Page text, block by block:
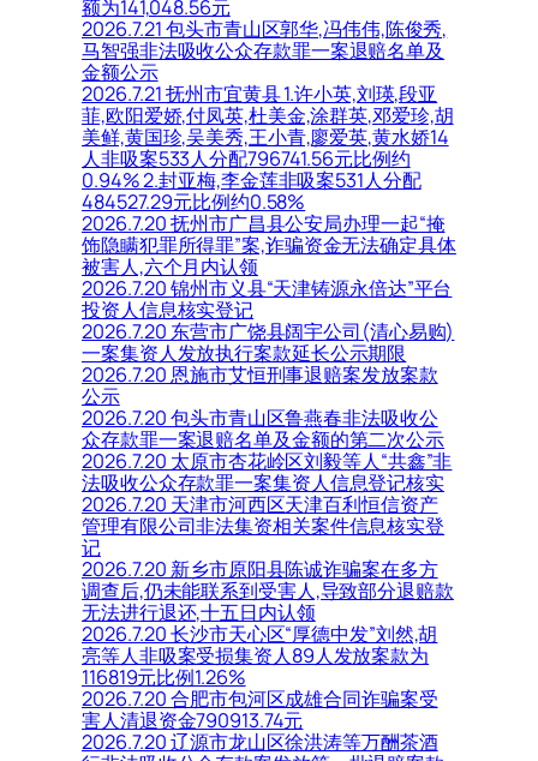
额为141,048.56元
2026.7.21 包头市青山区郭华,冯伟伟,陈俊秀,
马智强非法吸收公众存款罪一案退赔名单及
金额公示
2026.7.21 抚州市宜黄县 1.许小英,刘瑛,段亚
菲,欧阳爱娇,付凤英,杜美金,涂群英,邓爱珍,胡
美鲜,黄国珍,吴美秀,王小青,廖爱英,黄水娇14
人非吸案533人分配796741.56元比例约
0.94% 2.封亚梅,李金莲非吸案531人分配
484527.29元比例约0.58%
2026.7.20 抚州市广昌县公安局办理一起“掩
饰隐瞒犯罪所得罪”案,诈骗资金无法确定具体
被害人,六个月内认领
2026.7.20 锦州市义县“天津铸源永倍达”平台
投资人信息核实登记
2026.7.20 东营市广饶县阔宇公司(清心易购)
一案集资人发放执行案款延长公示期限
2026.7.20 恩施市艾恒刑事退赔案发放案款
公示
2026.7.20 包头市青山区鲁燕春非法吸收公
众存款罪一案退赔名单及金额的第二次公示
2026.7.20 太原市杏花岭区刘毅等人“共鑫”非
法吸收公众存款罪一案集资人信息登记核实
2026.7.20 天津市河西区天津百利恒信资产
管理有限公司非法集资相关案件信息核实登
记
2026.7.20 新乡市原阳县陈诚诈骗案在多方
调查后,仍未能联系到受害人,导致部分退赔款
无法进行退还,十五日内认领
2026.7.20 长沙市天心区“厚德中发”刘然,胡
亮等人非吸案受损集资人89人发放案款为
116819元比例1.26%
2026.7.20 合肥市包河区成雄合同诈骗案受
害人清退资金790913.74元
2026.7.20 辽源市龙山区徐洪涛等万酬茶酒